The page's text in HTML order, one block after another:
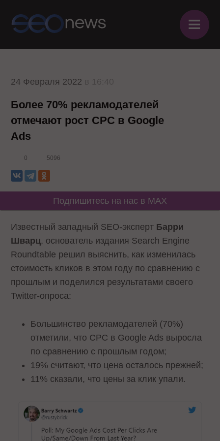
≡
24 Февраля 2022
Более 70% рекламодателей
отмечают рост CPC в Google
Ads
0 5096
Подпишитесь на нас в MAX
Известный западный SEO-эксперт Барри
Шварц, основатель издания Search Engine
Roundtable решил выяснить, как изменилась
стоимость кликов в этом году по сравнению с
прошлым и поделился результатами своего
Twitter-опроса:
Большинство рекламодателей (70%)
отметили, что CPC в Google Ads выросла
по сравнению с прошлым годом;
19% считают, что цена осталось прежней;
11% сказали, что цены за клик упали.